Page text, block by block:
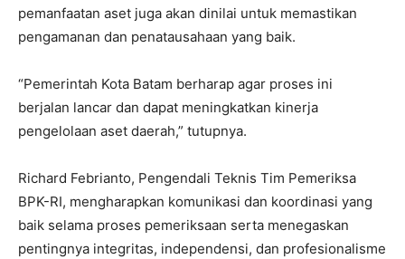
pemanfaatan aset juga akan dinilai untuk memastikan
pengamanan dan penatausahaan yang baik.
“Pemerintah Kota Batam berharap agar proses ini
berjalan lancar dan dapat meningkatkan kinerja
pengelolaan aset daerah,” tutupnya.
Richard Febrianto, Pengendali Teknis Tim Pemeriksa
BPK-RI, mengharapkan komunikasi dan koordinasi yang
baik selama proses pemeriksaan serta menegaskan
pentingnya integritas, independensi, dan profesionalisme